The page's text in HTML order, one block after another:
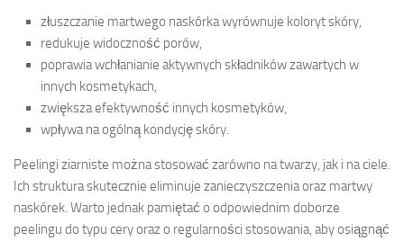
złuszczanie martwego naskórka wyrównuje koloryt skóry,
redukuje widoczność porów,
poprawia wchłanianie aktywnych składników zawartych w
innych kosmetykach,
zwiększa efektywność innych kosmetyków,
wpływa na ogólną kondycję skóry.
Peelingi ziarniste można stosować zarówno na twarzy, jak i na ciele.
Ich struktura skutecznie eliminuje zanieczyszczenia oraz martwy
naskórek. Warto jednak pamiętać o odpowiednim doborze
peelingu do typu cery oraz o regularności stosowania, aby osiągnąć